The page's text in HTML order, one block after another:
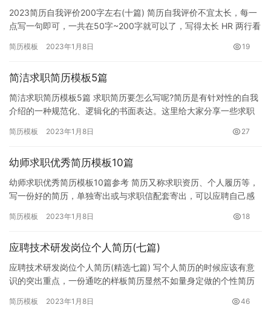
2023简历自我评价200字左右(十篇) 简历自我评价不宜太长，每一
点写一句即可，一共在50字~200字就可以了，写得太长 HR 两行看
简历模板 2023年1月8日 19
简洁求职简历模板5篇
简洁求职简历模板5篇 求职简历要怎么写呢?简历是有针对性的自我
介绍的一种规范化、逻辑化的书面表达。这里给大家分享一些求职
简历模板 2023年1月8日 27
幼师求职优秀简历模板10篇
幼师求职优秀简历模板10篇参考 简历又称求职资历、个人履历等，
写一份好的简历，单独寄出或与求职信配套寄出，可以应聘自己感
板，…
简历模板 2023年1月8日 18
应聘技术研发岗位个人简历(七篇)
应聘技术研发岗位个人简历(精选七篇) 写个人简历的时候应该有意
识的突出重点，一份通吃的样板简历显然不如量身定做的个性简历
考，…
简历模板 2023年1月8日 46